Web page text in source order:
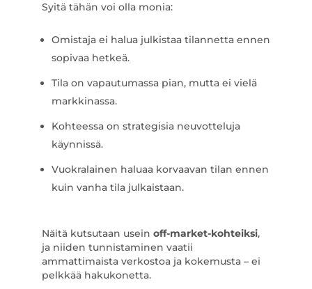
Syitä tähän voi olla monia:
Omistaja ei halua julkistaa tilannetta ennen
sopivaa hetkeä.
Tila on vapautumassa pian, mutta ei vielä
markkinassa.
Kohteessa on strategisia neuvotteluja
käynnissä.
Vuokralainen haluaa korvaavan tilan ennen
kuin vanha tila julkaistaan.
Näitä kutsutaan usein off-market-kohteiksi,
ja niiden tunnistaminen vaatii
ammattimaista verkostoa ja kokemusta – ei
pelkkää hakukonetta.